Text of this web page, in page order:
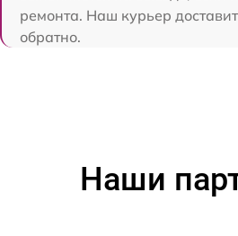
ремонта. Наш курьер
обратно.
Наши